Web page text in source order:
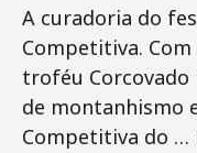
A curadoria do
Competitiva.
troféu
de montanhismo
Competitiva do …